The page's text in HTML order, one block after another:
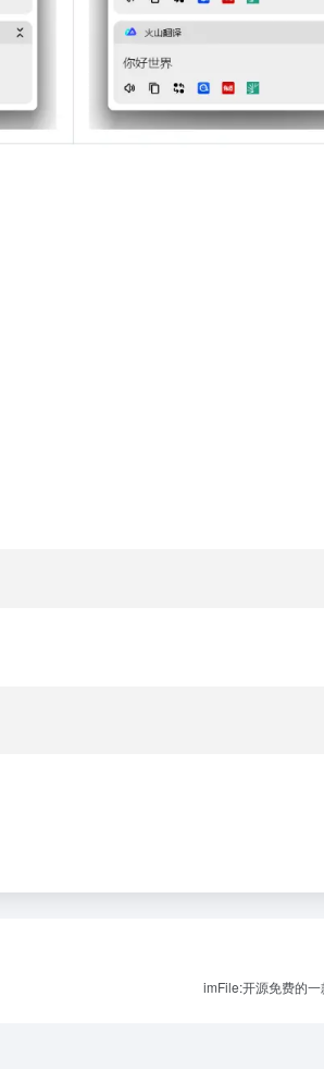
imFile:开源免费的